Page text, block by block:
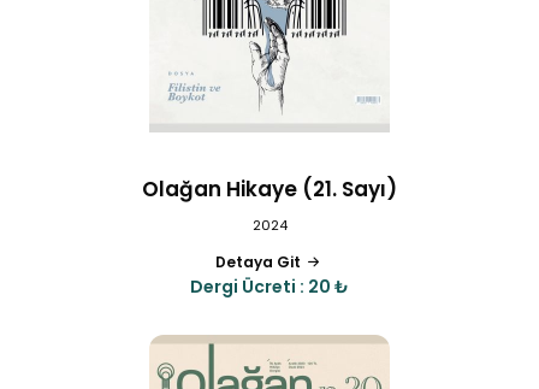
Olağan Hikaye (21. Sayı)
2024
Detaya Git
Dergi Ücreti : 20 ₺